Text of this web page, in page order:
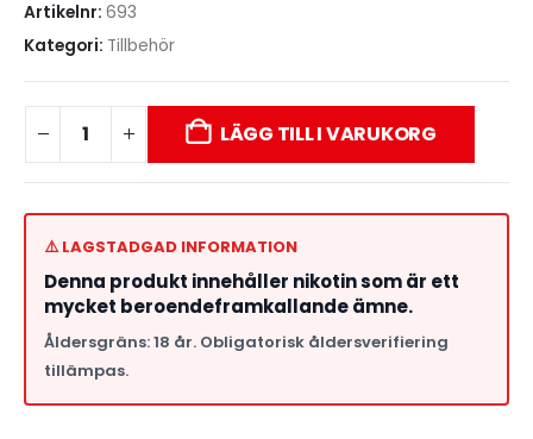
Artikelnr: 693
Kategori: Tillbehör
LÄGG TILL I VARUKORG
⚠️ LAGSTADGAD INFORMATION
Denna produkt innehåller nikotin som är ett
mycket beroendeframkallande ämne.
Åldersgräns: 18 år. Obligatorisk åldersverifiering
tillämpas.